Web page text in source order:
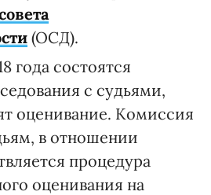
(ОСД).
года состоятся
с судьями,
оценивание. Комиссия
в отношении
процедура
оценивания на